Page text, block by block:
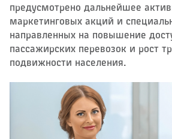
предусмотрено дальнейшее
маркетинговых акций и
направленных на повышение
пассажирских перевозок и рост
подвижности населения.